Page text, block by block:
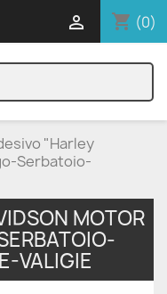
shopping_cart (0)

"Harley
Serbatoio-
MOTOR
VALIGIE